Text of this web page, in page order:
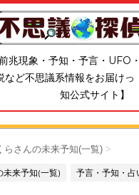
兆現象・予知・予言・UFO
など不思議系情報をお届け
知公式サイト】
らさんの未来予知(一覧) >
未来予知(一覧) 予言・予知・占